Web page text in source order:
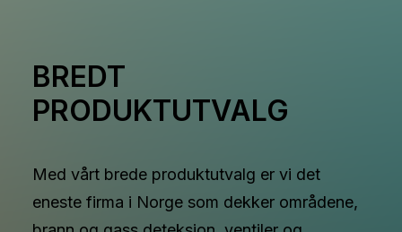
BREDT
PRODUKTUTVALG
Med vårt brede produktutvalg er vi det
eneste firma i Norge som dekker områdene,